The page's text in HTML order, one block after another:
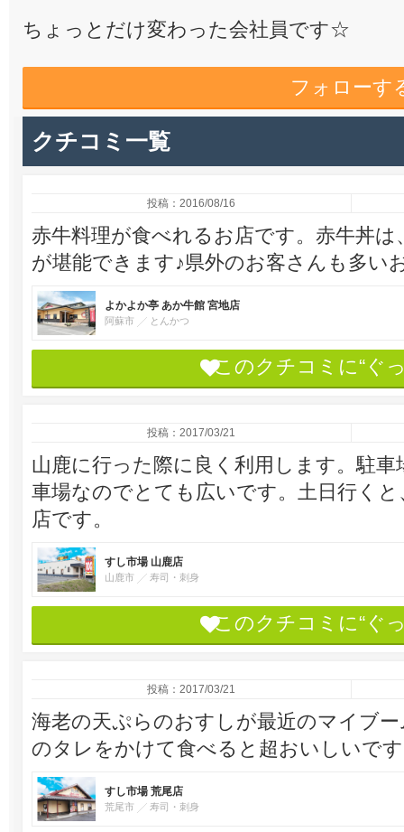
ちょっとだけ変わった会社員です☆
フォローす
クチコミ一覧
投稿：2016/08/16
赤牛料理が食べれるお店です。赤牛丼
が堪能できます♪県外のお客さんも多い
よかよか亭 あか牛館 宮地店
阿蘇市 とんかつ
このクチコミに“ぐ
投稿：2017/03/21
山鹿に行った際に良く利用します。駐
車場なのでとても広いです。土日行く
店です。
すし市場 山鹿店
山鹿市 寿司・刺身
このクチコミに“ぐ
投稿：2017/03/21
海老の天ぷらのおすしが最近のマイブ
のタレをかけて食べると超おいしいで
すし市場 荒尾店
荒尾市 寿司・刺身